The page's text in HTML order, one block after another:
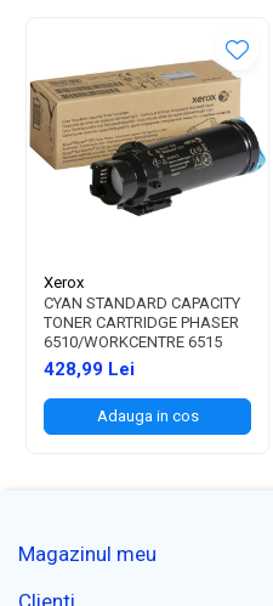
Xerox
CYAN STANDARD CAPACITY
TONER CARTRIDGE PHASER
6510/WORKCENTRE 6515
428,99 Lei
Adauga in cos
Magazinul meu
Clienti